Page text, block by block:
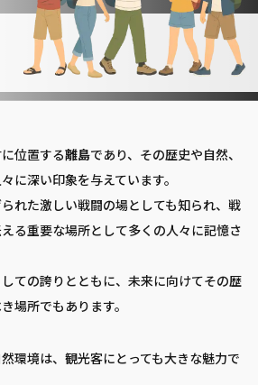
位置する離島であり、その歴史や自然、
に深い印象を与えています。
れた激しい戦闘の場としても知られ、戦
る重要な場所として多くの人々に記憶さ
ての誇りとともに、未来に向けてその歴
場所でもあります。
環境は、観光客にとっても大きな魅力で